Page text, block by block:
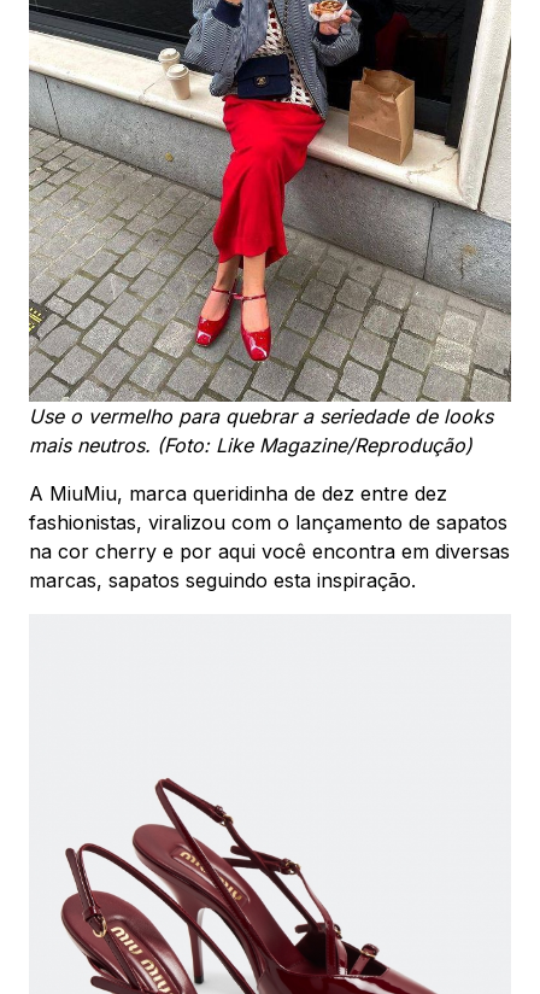
Use o vermelho para quebrar a seriedade de looks
mais neutros. (Foto: Like Magazine/Reprodução)
A MiuMiu, marca queridinha de dez entre dez
fashionistas, viralizou com o lançamento de sapatos
na cor cherry e por aqui você encontra em diversas
marcas, sapatos seguindo esta inspiração.